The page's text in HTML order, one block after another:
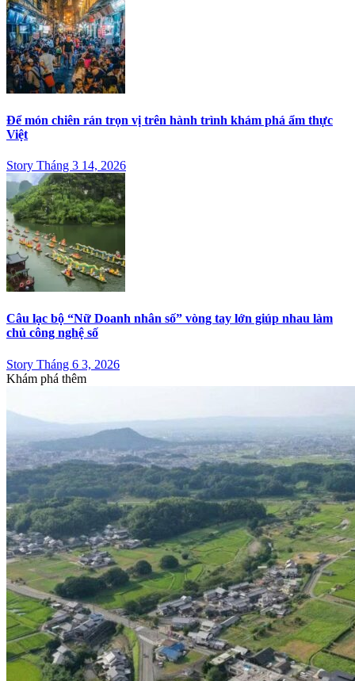
Để món chiên rán trọn vị trên hành trình khám phá ẩm thực
Việt
Story Tháng 3 14, 2026
Câu lạc bộ “Nữ Doanh nhân số” vòng tay lớn giúp nhau làm
chủ công nghệ số
Story Tháng 6 3, 2026
Khám phá thêm